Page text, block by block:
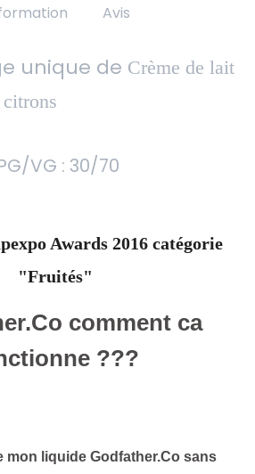
Avis
unique de Crème de lait
VG : 30/70
Awards 2016 catégorie
"Fruités"
comment ca
???
mon liquide Godfather.Co sans